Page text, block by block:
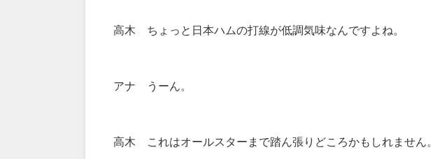
高木 ちょっと日本ハムの打線が低調気味なんですよね。
アナ うーん。
高木 これはオールスターまで踏ん張りどころかもしれません。